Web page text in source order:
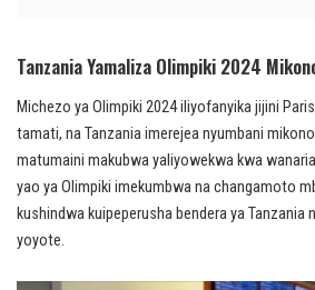
Tanzania Yamaliza Olimpiki 2024
Michezo ya Olimpiki 2024 iliyofanyika jijini
tamati, na Tanzania imerejea nyumbani
matumaini makubwa yaliyowekwa kwa
yao ya Olimpiki imekumbwa na changamoto
kushindwa kuipeperusha bendera ya Tanzania
yoyote.